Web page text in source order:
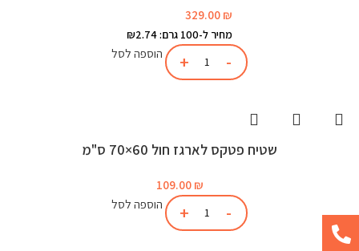
329.00 ₪
מחיר ל-100 גרם: ₪2.74
הוספה לסל
שטיח פטקס לארגז חול 60×70 ס"מ
109.00 ₪
הוספה לסל